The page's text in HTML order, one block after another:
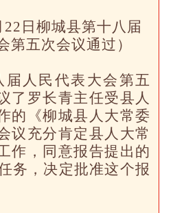
22日柳城县第十八届
第五次会议通过）
届人民代表大会第五
了罗长青主任受县人
的《柳城县人大常委
议充分肯定县人大常
作，同意报告提出的
务，决定批准这个报